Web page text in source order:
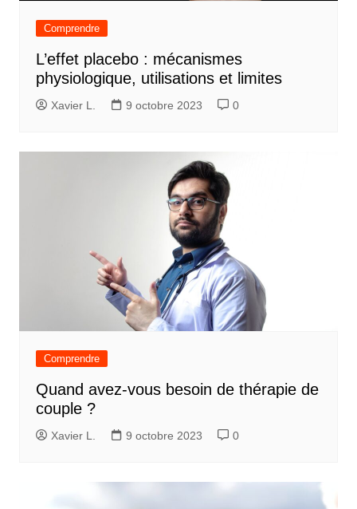
Comprendre
L’effet placebo : mécanismes
physiologique, utilisations et limites
Xavier L. 9 octobre 2023 0
Comprendre
Quand avez-vous besoin de thérapie de
couple ?
Xavier L. 9 octobre 2023 0